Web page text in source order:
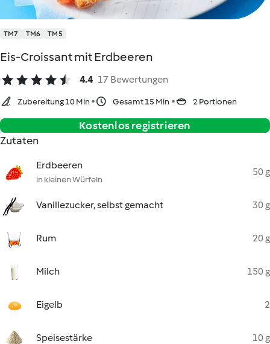
TM7 TM6 TM5
Eis-Croissant mit Erdbeeren
4.4 17 Bewertungen
Zubereitung 10 Min Gesamt 15 Min 2 Portionen
Kostenlos registrieren
Zutaten
Erdbeeren
in kleinen Würfeln
50 g
Vanillezucker, selbst gemacht 30 g
Rum 20 g
Milch 150 g
Eigelb 2
Speisestärke 10 g